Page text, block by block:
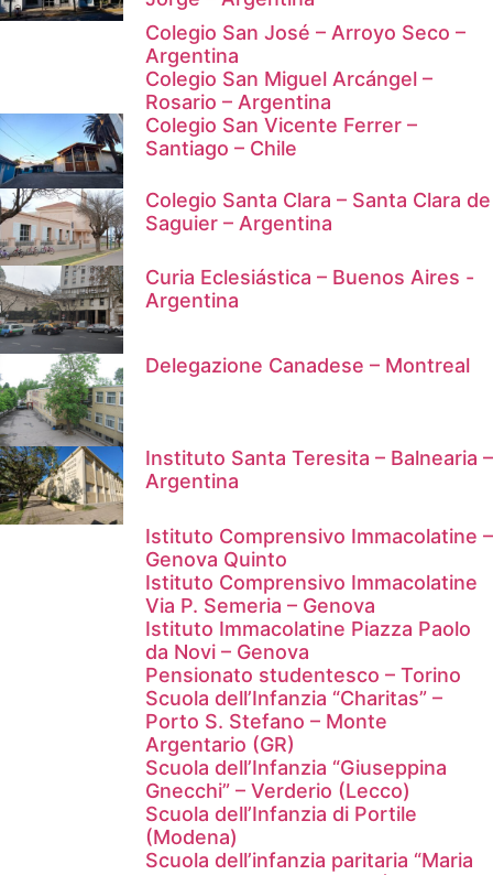
Colegio San José – Arroyo Seco –
Argentina
Colegio San Miguel Arcángel –
Rosario – Argentina
Colegio San Vicente Ferrer –
Santiago – Chile
Colegio Santa Clara – Santa Clara de
Saguier – Argentina
Curia Eclesiástica – Buenos Aires -
Argentina
Delegazione Canadese – Montreal
Instituto Santa Teresita – Balnearia –
Argentina
Istituto Comprensivo Immacolatine –
Genova Quinto
Istituto Comprensivo Immacolatine
Via P. Semeria – Genova
Istituto Immacolatine Piazza Paolo
da Novi – Genova
Pensionato studentesco – Torino
Scuola dell’Infanzia “Charitas” –
Porto S. Stefano – Monte
Argentario (GR)
Scuola dell’Infanzia “Giuseppina
Gnecchi” – Verderio (Lecco)
Scuola dell’Infanzia di Portile
(Modena)
Scuola dell’infanzia paritaria “Maria